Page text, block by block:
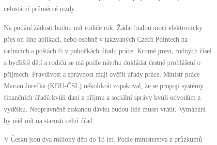
celostátní průměrné mzdy.
Na podání žádosti budou mít rodiče rok. Žádat budou moci elektronicky
přes on-line aplikaci, nebo osobně v takzvaných Czech Pointech na
radnicích a poštách či v pobočkách úřadu práce. Kromě jmen, rodných čísel
a bydliště dětí a rodičů se má podle návrhu dokládat čestné prohlášení o
příjmech. Pravdivost a správnost mají ověřit úřady práce. Ministr práce
Marian Jurečka (KDU-ČSL) několikrát zopakoval, že se propojí systémy
finančních úřadů kvůli dani z příjmu a sociální správy kvůli odvodům z
výdělku. Neoprávněně získanou dávku budou lidé muset vrátit. Vymáhání
by měl mít na starosti celní úřad.
V Česku jsou dva miliony dětí do 18 let. Podle ministerstva z průzkumů